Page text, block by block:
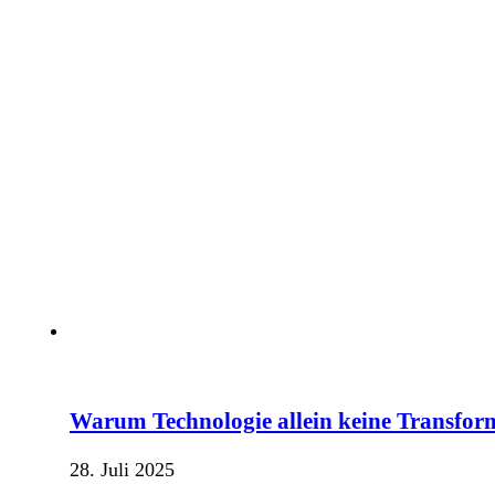
Warum Technologie allein keine
28. Juli 2025